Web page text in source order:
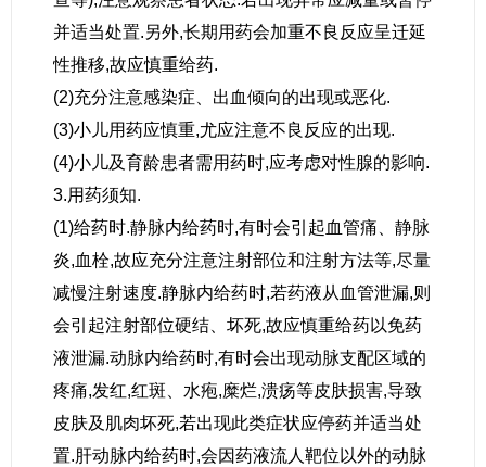
并适当处置.另外,长期用药会加重不良反应呈迁延
性推移,故应慎重给药.
(2)充分注意感染症、出血倾向的出现或恶化.
(3)小儿用药应慎重,尤应注意不良反应的出现.
(4)小儿及育龄患者需用药时,应考虑对性腺的影响.
3.用药须知.
(1)给药时.静脉内给药时,有时会引起血管痛、静脉
炎,血栓,故应充分注意注射部位和注射方法等,尽量
减慢注射速度.静脉内给药时,若药液从血管泄漏,则
会引起注射部位硬结、坏死,故应慎重给药以免药
液泄漏.动脉内给药时,有时会出现动脉支配区域的
疼痛,发红,红斑、水疱,糜烂,溃疡等皮肤损害,导致
皮肤及肌肉坏死,若出现此类症状应停药并适当处
置.肝动脉内给药时,会因药液流人靶位以外的动脉